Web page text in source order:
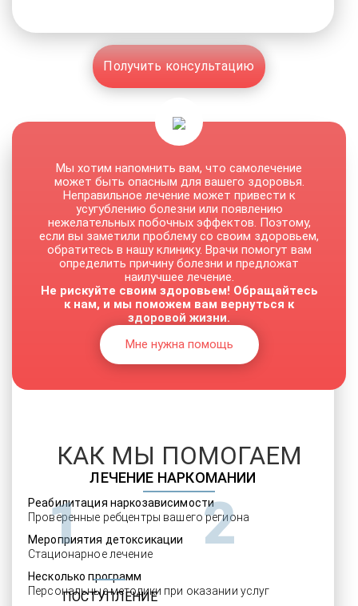
Получить консультацию
ЛЕЧЕНИЕ НАРКОМАНИИ
Реабилитация наркозависимости
Проверенные ребцентры вашего региона
Мероприятия детоксикации
Стационарное лечение
Несколько программ
Персональные методики при оказании услуг
Мы хотим напомнить вам, что самолечение
может быть опасным для вашего здоровья.
Неправильное лечение может привести к
усугублению болезни или появлению
нежелательных побочных эффектов. Поэтому,
если вы заметили проблему со своим здоровьем,
обратитесь в нашу клинику. Врачи помогут вам
определить причину болезни и предложат
наилучшее лечение.
Не рискуйте своим здоровьем! Обращайтесь
к нам, и мы поможем вам вернуться к
здоровой жизни.
Мне нужна помощь
КАК МЫ ПОМОГАЕМ
1
ПОСТУПЛЕНИЕ
2